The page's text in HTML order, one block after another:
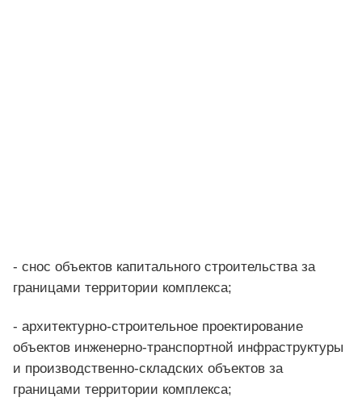
- снос объектов капитального строительства за
границами территории комплекса;
- архитектурно-строительное проектирование
объектов инженерно-транспортной инфраструктуры
и производственно-складских объектов за
границами территории комплекса;